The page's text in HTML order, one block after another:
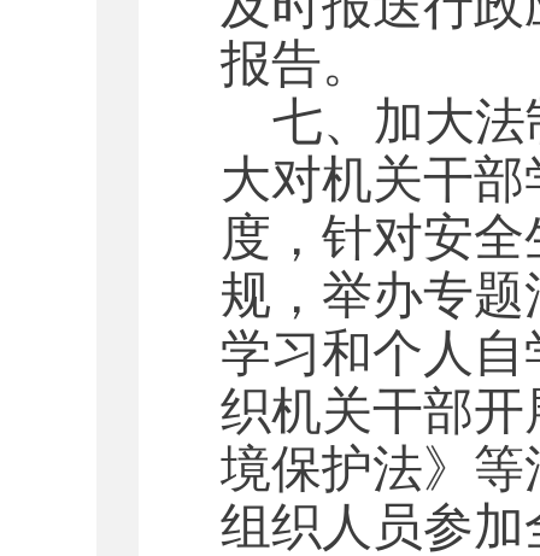
报告。
七、加大
大对机关干
度，针对安
规，举办专
学习和个人
织机关干部
境保护法》
组织人员参